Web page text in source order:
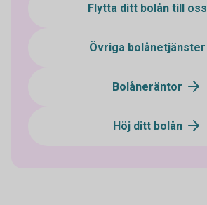
Flytta ditt bolån till oss
Övriga bolånetjänster
Bolåneräntor
Höj ditt bolån